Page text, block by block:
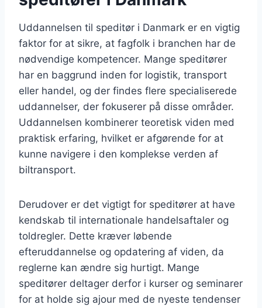
Uddannelsen til speditør i Danmark er en vigtig
faktor for at sikre, at fagfolk i branchen har de
nødvendige kompetencer. Mange speditører
har en baggrund inden for logistik, transport
eller handel, og der findes flere specialiserede
uddannelser, der fokuserer på disse områder.
Uddannelsen kombinerer teoretisk viden med
praktisk erfaring, hvilket er afgørende for at
kunne navigere i den komplekse verden af
biltransport.
Derudover er det vigtigt for speditører at have
kendskab til internationale handelsaftaler og
toldregler. Dette kræver løbende
efteruddannelse og opdatering af viden, da
reglerne kan ændre sig hurtigt. Mange
speditører deltager derfor i kurser og seminarer
for at holde sig ajour med de nyeste tendenser